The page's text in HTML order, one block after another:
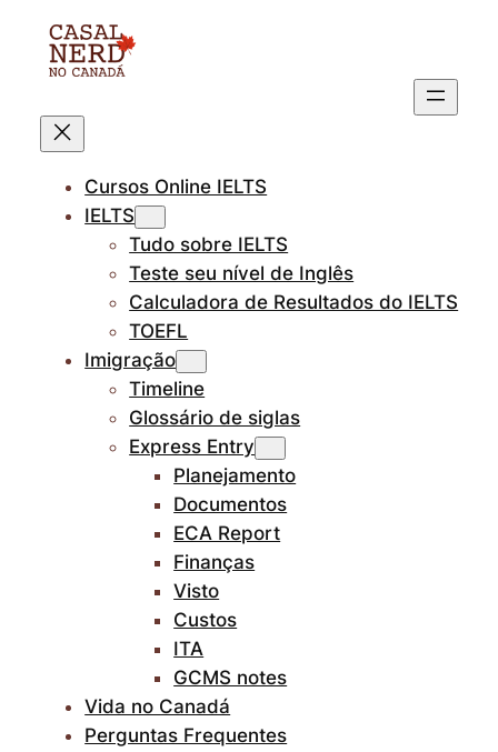
Cursos Online IELTS
IELTS
Tudo sobre IELTS
Teste seu nível de Inglês
Calculadora de Resultados do IELTS
TOEFL
Imigração
Timeline
Glossário de siglas
Express Entry
Planejamento
Documentos
ECA Report
Finanças
Visto
Custos
ITA
GCMS notes
Vida no Canadá
Perguntas Frequentes